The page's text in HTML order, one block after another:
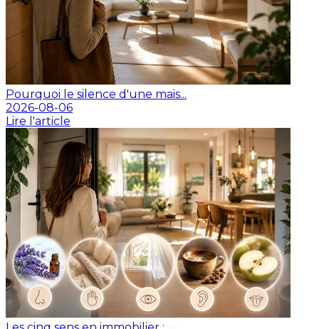
Pourquoi le silence d'une mais...
2026-08-06
Lire l'article